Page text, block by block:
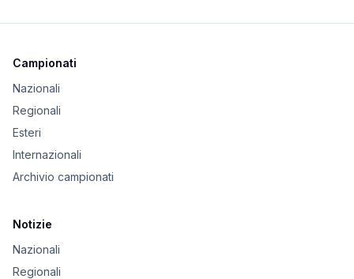
Campionati
Nazionali
Regionali
Esteri
Internazionali
Archivio campionati
Notizie
Nazionali
Regionali